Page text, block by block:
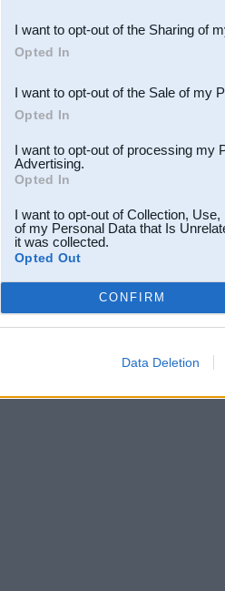
Downstream Participants
third parties.
I want to opt-out of the Sharing of
Opted In
I want to opt-out of the Sale of my
Opted In
I want to opt-out of processing my
Advertising.
Opted In
I want to opt-out of Collection,
of my Personal Data that Is
it was collected.
Opted Out
CONFIRM
Data Deletion